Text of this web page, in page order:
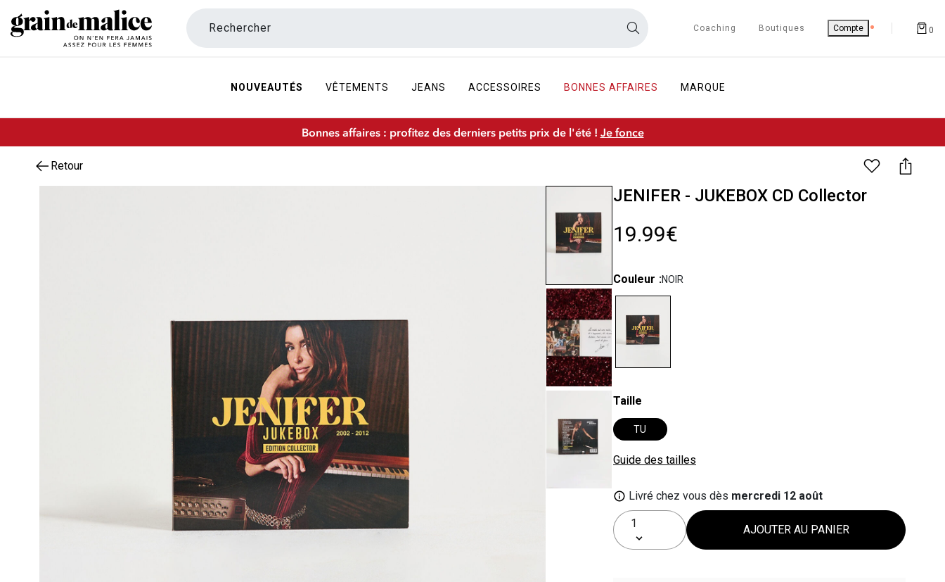
Rechercher Coaching Boutiques Compte 0
NOUVEAUTÉS VÊTEMENTS JEANS ACCESSOIRES BONNES AFFAIRES MARQUE
Bonnes affaires : profitez des derniers petits prix de l'été ! Je fonce
Retour
JENIFER - JUKEBOX CD Collector
19.99€
Couleur NOIR
Taille
TU
Guide des tailles
Livré chez vous dès mercredi 12 août
AJOUTER AU PANIER